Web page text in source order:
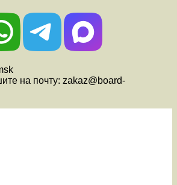
на почту: zakaz@board-